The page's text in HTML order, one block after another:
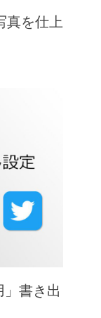
真を仕上
」書き出